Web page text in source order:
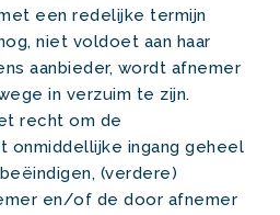
een redelijke termijn
niet voldoet aan haar
aanbieder, wordt afnemer
in verzuim te zijn.
recht om de
onmiddellijke ingang geheel
(verdere)
en/of de door afnemer